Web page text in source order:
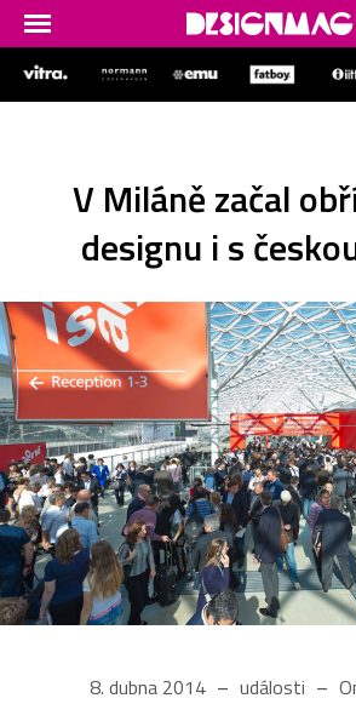
V Miláně začal
designu i s
8. dubna 2014 události